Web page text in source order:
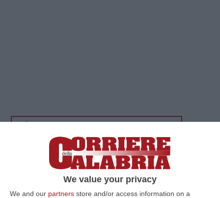
We value your privacy
We and our partners store and/or access information on a
LAMEZIA TERMEE’ partito oggi ilnuovo volo
easyJet che collegherà l’Aeroporto di
Lamezia Terme con Parigi Orly, il più centrale